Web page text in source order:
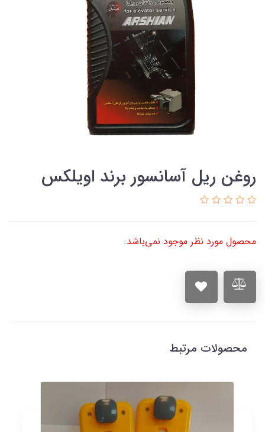
روغن ریل آسانسور برند اویلکس
محصول مورد نظر موجود نمی‌باشد.
محصولات مرتبط